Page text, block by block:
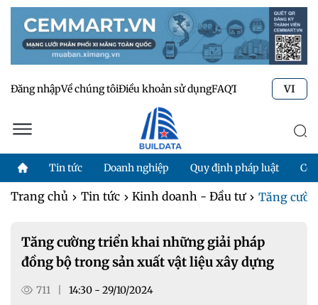
Đăng nhậpVề chúng tôiĐiều khoản sử dụngFAQTư vấn kỹ thuật
VI
Tin tức Doanh nghiệp Quy định pháp luật
Trang chủ Tin tức Kinh doanh - Đầu tư Tăng
Tăng cường triển khai những giải pháp
đồng bộ trong sản xuất vật liệu xây dựng
711 14:30 - 29/10/2024